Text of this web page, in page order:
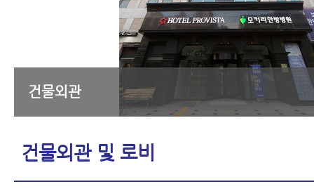
건물외관
건물외관 및 로비